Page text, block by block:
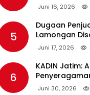
Harga BBM
Juni 16, 2026
5
Dugaan
Lamongan
Minta APH dan
Juni 17, 2026
6
KADIN Jatim:
Larangan
Juni 30, 2026